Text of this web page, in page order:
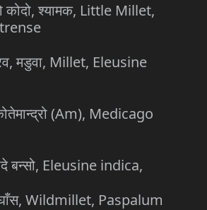
कोदो, श्यामक, Little Millet,
मडुवा, Millet, Eleusine
(Am), Medicago
बन्सो, Eleusine indica,
Wildmillet, Paspalum